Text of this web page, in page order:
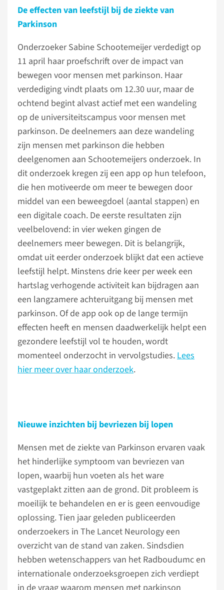
De effecten van leefstijl bij de ziekte van
Parkinson
Onderzoeker Sabine Schootemeijer verdedigt op
11 april haar proefschrift over de impact van
bewegen voor mensen met parkinson. Haar
verdediging vindt plaats om 12.30 uur, maar de
ochtend begint alvast actief met een wandeling
op de universiteitscampus voor mensen met
parkinson. De deelnemers aan deze wandeling
zijn mensen met parkinson die hebben
deelgenomen aan Schootemeijers onderzoek. In
dit onderzoek kregen zij een app op hun telefoon,
die hen motiveerde om meer te bewegen door
middel van een beweegdoel (aantal stappen) en
een digitale coach. De eerste resultaten zijn
veelbelovend: in vier weken gingen de
deelnemers meer bewegen. Dit is belangrijk,
omdat uit eerder onderzoek blijkt dat een actieve
leefstijl helpt. Minstens drie keer per week een
hartslag verhogende activiteit kan bijdragen aan
een langzamere achteruitgang bij mensen met
parkinson. Of de app ook op de lange termijn
effecten heeft en mensen daadwerkelijk helpt een
gezondere leefstijl vol te houden, wordt
momenteel onderzocht in vervolgstudies.Lees
hier meer over haar onderzoek.
Nieuwe inzichten bij bevriezen bij lopen
Mensen met de ziekte van Parkinson ervaren vaak
het hinderlijke symptoom van bevriezen van
lopen, waarbij hun voeten als het ware
vastgeplakt zitten aan de grond. Dit probleem is
moeilijk te behandelen en er is geen eenvoudige
oplossing. Tien jaar geleden publiceerden
onderzoekers in The Lancet Neurology een
overzicht van de stand van zaken. Sindsdien
hebben wetenschappers van het Radboudumc en
internationale onderzoeksgroepen zich verdiept